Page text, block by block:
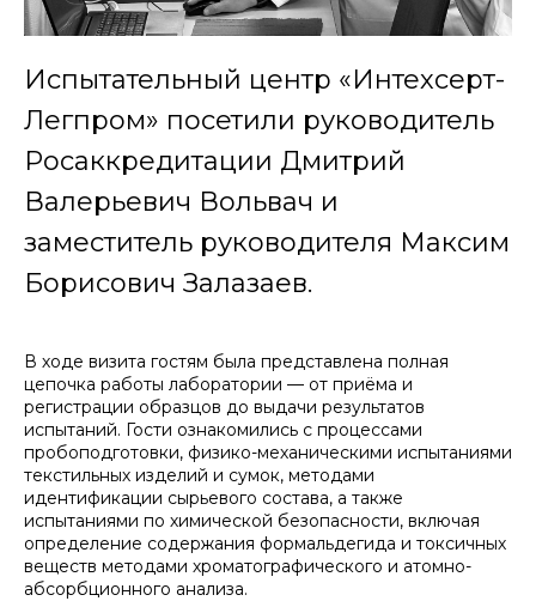
Испытательный центр «Интехсерт-
Легпром» посетили руководитель
Росаккредитации Дмитрий
Валерьевич Вольвач и
заместитель руководителя Максим
Борисович Залазаев.
В ходе визита гостям была представлена полная
цепочка работы лаборатории — от приёма и
регистрации образцов до выдачи результатов
испытаний. Гости ознакомились с процессами
пробоподготовки, физико-механическими испытаниями
текстильных изделий и сумок, методами
идентификации сырьевого состава, а также
испытаниями по химической безопасности, включая
определение содержания формальдегида и токсичных
веществ методами хроматографического и атомно-
абсорбционного анализа.